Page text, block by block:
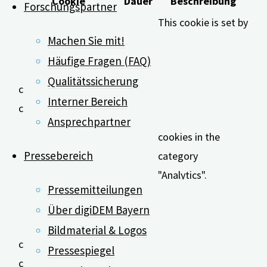
Forschungspartner
Machen Sie mit!
Häufige Fragen (FAQ)
Qualitätssicherung
Interner Bereich
Ansprechpartner
Pressebereich
Pressemitteilungen
Über digiDEM Bayern
Bildmaterial & Logos
Pressespiegel
cookielawinfo-
checkbox-analytics
11
months
This cookie is set by
cookies in the
category
"Analytics".
cookielawinfo-
checkbox-functional